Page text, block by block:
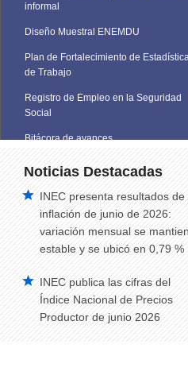
informal
Diseño Muestral ENEMDU
Plan de Fortalecimiento de
de Trabajo
Registro de Empleo en la Seguridad
Social
Bitácora de avances
Noticias Destacadas
INEC presenta resultados de
inflación de junio de 2026:
variación mensual se
estable y se ubicó en 0,79 %
INEC publica las cifras del
Índice Nacional de Precios
Productor de junio 2026